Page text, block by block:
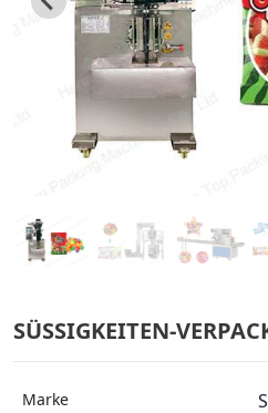
SÜSSIGKEITEN-
Marke